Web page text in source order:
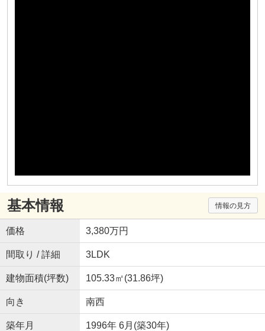
基本情報 情報の見方
価格 3,380万円
間取り / 詳細 3LDK
建物面積(坪数) 105.33㎡(31.86坪)
向き 南西
築年月 1996年 6月(築30年)